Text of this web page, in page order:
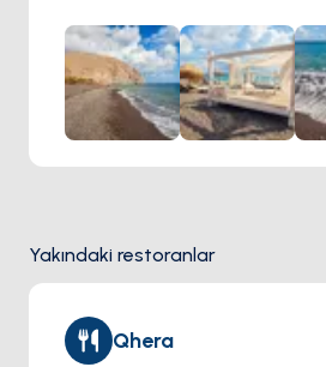
Yakındaki restoranlar
Qhera